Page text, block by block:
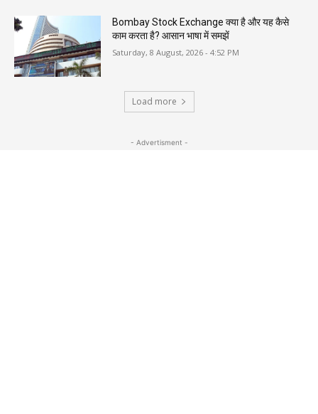
Bombay Stock Exchange क्या है और यह कैसे
काम करता है? आसान भाषा में समझें
Saturday, 8 August, 2026 - 4:52 PM
Load more
- Advertisment -